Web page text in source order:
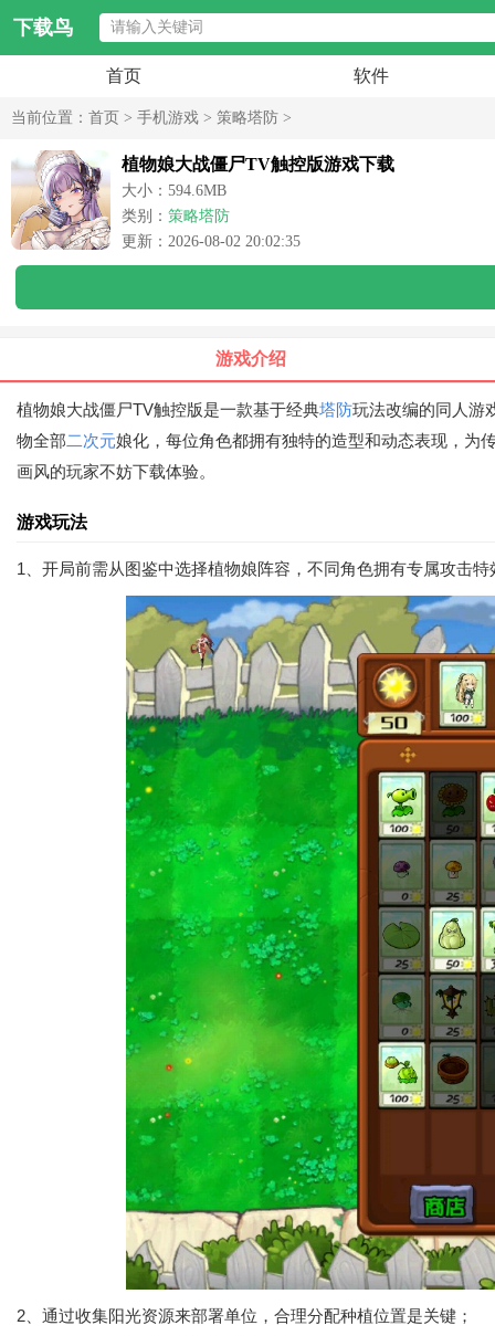
下载鸟
首页 软件
当前位置： 首页 > 手机游戏 > 策略塔防 >
植物娘大战僵尸TV触控版游戏下载
大小：594.6MB
类别： 策略塔防
更新：2026-08-02 20:02:35
游戏介绍
植物娘大战僵尸TV触控版是一款基于经典塔防玩法改编的同人游
物全部二次元娘化，每位角色都拥有独特的造型和动态表现，为
画风的玩家不妨下载体验。
游戏玩法
1、开局前需从图鉴中选择植物娘阵容，不同角色拥有专属攻击特
2、通过收集阳光资源来部署单位，合理分配种植位置是关键；